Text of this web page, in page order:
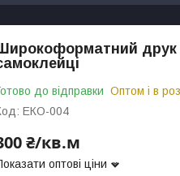
друк
до відправки Оптом і в
ЕКО-004
₴/кв.м
оптові ціни